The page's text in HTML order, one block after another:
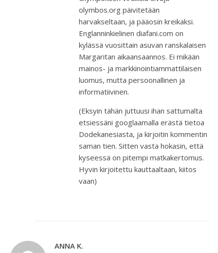
olymbos.org päivitetään
harvakseltaan, ja pääosin kreikaksi.
Englanninkielinen diafani.com on
kylässä vuosittain asuvan ranskalaisen
Margaritan aikaansaannos. Ei mikään
mainos- ja markkinointiammattilaisen
luomus, mutta persoonallinen ja
informatiivinen.
(Eksyin tähän juttuusi ihan sattumalta
etsiessäni googlaamalla erästä tietoa
Dodekanesiasta, ja kirjoitin kommentin
saman tien. Sitten vasta hokasin, että
kyseessä on pitempi matkakertomus.
Hyvin kirjoitettu kauttaaltaan, kiitos
vaan)
ANNA K.